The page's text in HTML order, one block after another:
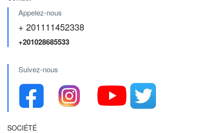
Appelez-nous
+ 201111452338
+201028685533
Suivez-nous
SOCIÉTÉ